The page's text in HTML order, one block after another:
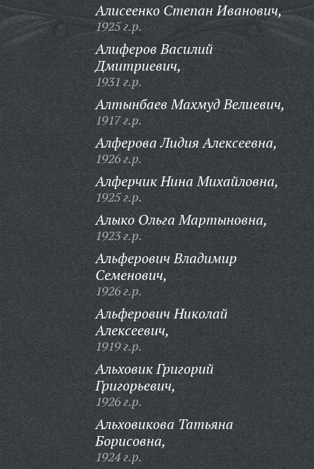
Алисеенко Степан Иванович,
1925 г.р.
Алиферов Василий
Дмитриевич,
1931 г.р.
Алтынбаев Махмуд Велиевич,
1917 г.р.
Алферова Лидия Алексеевна,
1926 г.р.
Алферчик Нина Михайловна,
1925 г.р.
Алыко Ольга Мартыновна,
1923 г.р.
Альферович Владимир
Семенович,
1926 г.р.
Альферович Николай
Алексеевич,
1919 г.р.
Альховик Григорий
Григорьевич,
1926 г.р.
Альховикова Татьяна
Борисовна,
1924 г.р.